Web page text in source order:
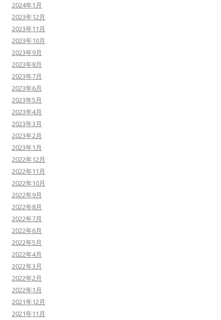
2024年1月
2023年12月
2023年11月
2023年10月
2023年9月
2023年8月
2023年7月
2023年6月
2023年5月
2023年4月
2023年3月
2023年2月
2023年1月
2022年12月
2022年11月
2022年10月
2022年9月
2022年8月
2022年7月
2022年6月
2022年5月
2022年4月
2022年3月
2022年2月
2022年1月
2021年12月
2021年11月